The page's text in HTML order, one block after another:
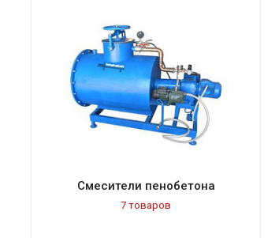
Смесители пенобетона
7 товаров